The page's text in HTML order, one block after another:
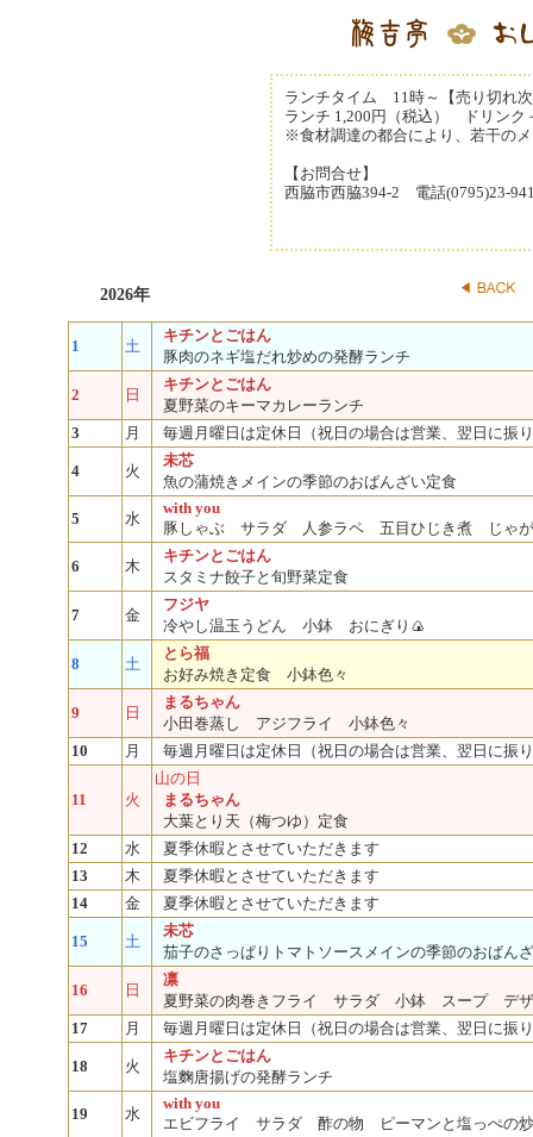
ランチタイム 11時～【売り切れ
ランチ 1,200円（税込） ドリンク
※食材調達の都合により、若干の
【お問合せ】
西脇市西脇394-2 電話(0795)23-
2026年
1 土
キチンとごはん
豚肉のネギ塩だれ炒めの発酵ランチ
2 日
キチンとごはん
夏野菜のキーマカレーランチ
3
月 毎週月曜日は定休日（祝日の場合は営業、翌日に振
4 火
未芯
魚の蒲焼きメインの季節のおばんざい定食
5 水
with you
豚しゃぶ サラダ 人参ラペ 五目ひじき煮 じゃ
6 木
キチンとごはん
スタミナ餃子と旬野菜定食
7 金
フジヤ
冷やし温玉うどん 小鉢 おにぎり🍙
8 土
とら福
お好み焼き定食 小鉢色々
9 日
まるちゃん
小田巻蒸し アジフライ 小鉢色々
10
月 毎週月曜日は定休日（祝日の場合は営業、翌日に振
11 火
山の日
まるちゃん
大葉とり天（梅つゆ）定食
12
水
夏季休暇とさせていただきます
13
木
夏季休暇とさせていただきます
14
金 夏季休暇とさせていただきます
15 土
未芯
茄子のさっぱりトマトソースメインの季節のおばん
16 日
凛
夏野菜の肉巻きフライ サラダ 小鉢 スープ デ
17
月 毎週月曜日は定休日（祝日の場合は営業、翌日に振
18 火
キチンとごはん
塩麴唐揚げの発酵ランチ
19 水
with you
エビフライ サラダ 酢の物 ピーマンと塩っぺの